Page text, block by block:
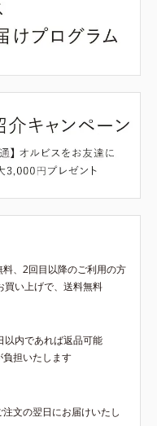
、2回目以降のご利用の方
買い上げで、送料無料
以内であれば返品可能
担いたします
文の翌日にお届けいたし